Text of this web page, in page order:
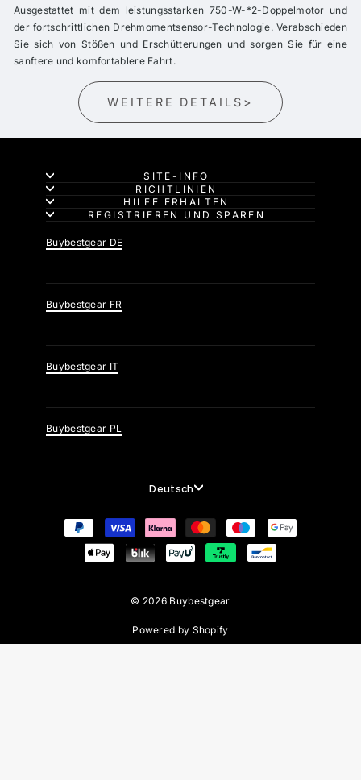
Ausgestattet mit dem leistungsstarken 750-W-*2-Doppelmotor und
der fortschrittlichen Drehmomentsensor-Technologie. Verabschieden
Sie sich von Stößen und Erschütterungen und sorgen Sie für eine
sanftere und komfortablere Fahrt.
WEITERE DETAILS>
SITE-INFO
RICHTLINIEN
HILFE ERHALTEN
REGISTRIEREN UND SPAREN
Buybestgear DE
Buybestgear FR
Buybestgear IT
Buybestgear PL
Sprache
Deutsch
© 2026 Buybestgear
Powered by Shopify